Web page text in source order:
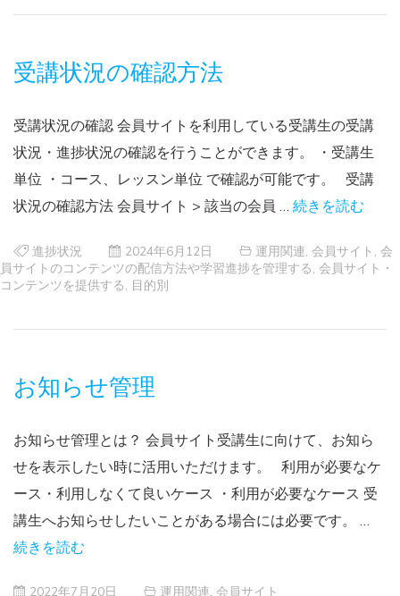
受講状況の確認方法
受講状況の確認 会員サイトを利用している受講生の受講
状況・進捗状況の確認を行うことができます。 ・受講生
単位 ・コース、レッスン単位 で確認が可能です。 受講
状況の確認方法 会員サイト > 該当の会員 … 続きを読む
進捗状況 2024年6月12日 運用関連 会員サイト 会
員サイトのコンテンツの配信方法や学習進捗を管理する 会員サイト・
コンテンツを提供する
目的別
お知らせ管理
お知らせ管理とは？ 会員サイト受講生に向けて、お知ら
せを表示したい時に活用いただけます。 利用が必要なケ
ース・利用しなくて良いケース ・利用が必要なケース 受
講生へお知らせしたいことがある場合には必要です。 …
続きを読む
2022年7月20日 運用関連 会員サイト